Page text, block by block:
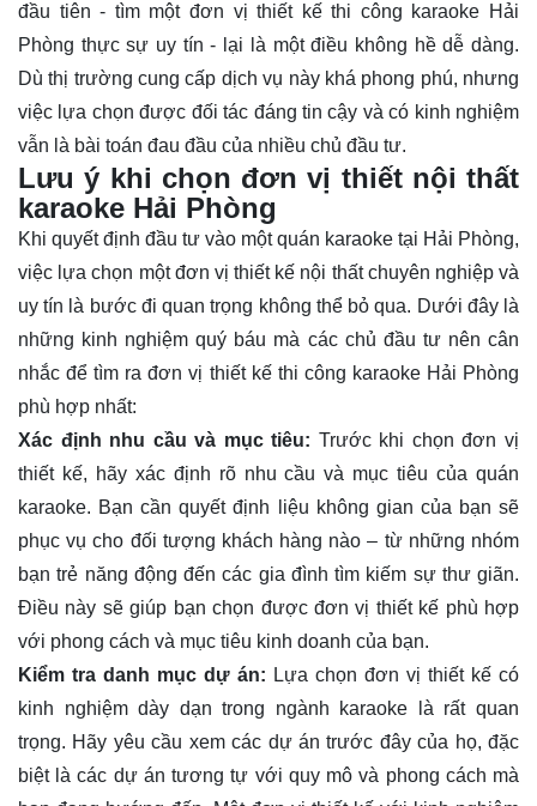
đầu tiên - tìm một đơn vị thiết kế thi công karaoke Hải
Phòng thực sự uy tín - lại là một điều không hề dễ dàng.
Dù thị trường cung cấp dịch vụ này khá phong phú, nhưng
việc lựa chọn được đối tác đáng tin cậy và có kinh nghiệm
vẫn là bài toán đau đầu của nhiều chủ đầu tư.
Lưu ý khi chọn đơn vị thiết nội thất
karaoke Hải Phòng
Khi quyết định đầu tư vào một quán karaoke tại Hải Phòng,
việc lựa chọn một đơn vị thiết kế nội thất chuyên nghiệp và
uy tín là bước đi quan trọng không thể bỏ qua. Dưới đây là
những kinh nghiệm quý báu mà các chủ đầu tư nên cân
nhắc để tìm ra đơn vị thiết kế thi công karaoke Hải Phòng
phù hợp nhất:
Xác định nhu cầu và mục tiêu: Trước khi chọn đơn vị
thiết kế, hãy xác định rõ nhu cầu và mục tiêu của quán
karaoke. Bạn cần quyết định liệu không gian của bạn sẽ
phục vụ cho đối tượng khách hàng nào – từ những nhóm
bạn trẻ năng động đến các gia đình tìm kiếm sự thư giãn.
Điều này sẽ giúp bạn chọn được đơn vị thiết kế phù hợp
với phong cách và mục tiêu kinh doanh của bạn.
Kiểm tra danh mục dự án: Lựa chọn đơn vị thiết kế có
kinh nghiệm dày dạn trong ngành karaoke là rất quan
trọng. Hãy yêu cầu xem các dự án trước đây của họ, đặc
biệt là các dự án tương tự với quy mô và phong cách mà